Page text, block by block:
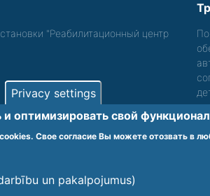
"Реабилитационный центр
нарушениями.
Privacy settings
оптимизировать cвой
Свое согласие Вы можете отозвать в
un pakalpojumus)